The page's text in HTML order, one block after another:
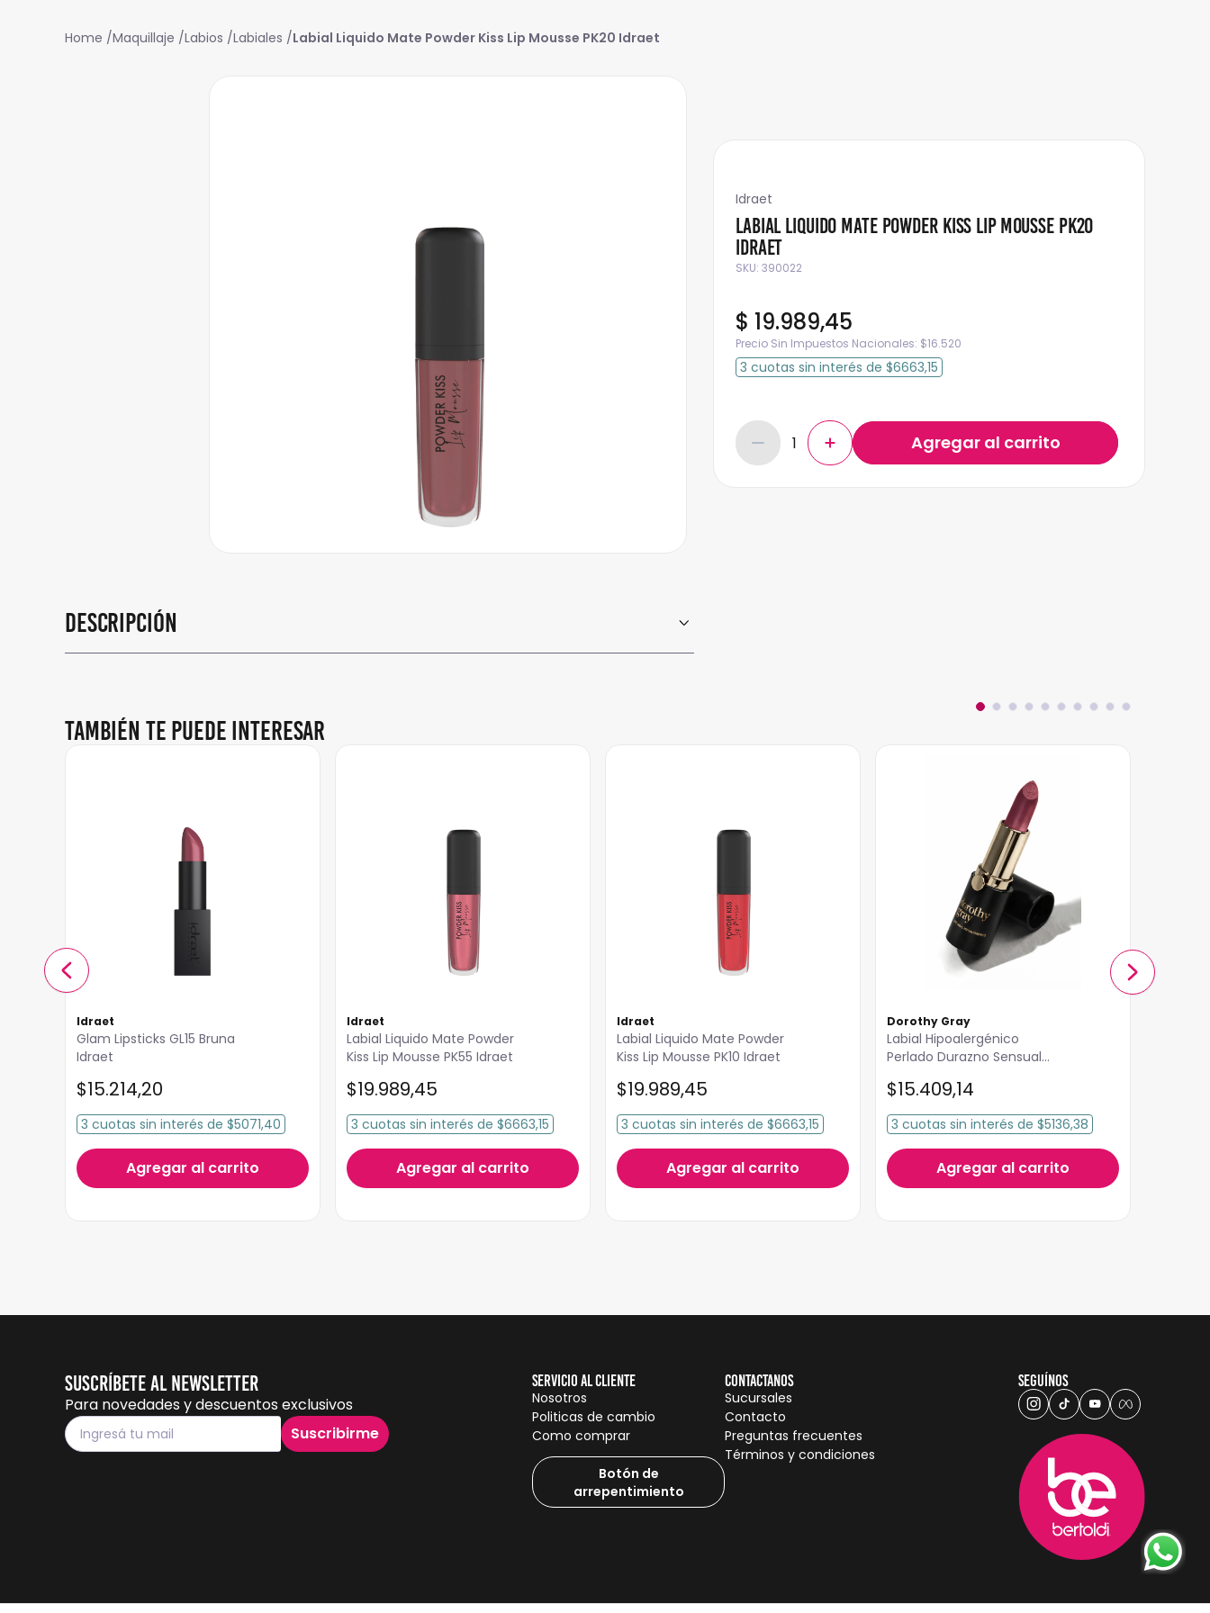
Maquillaje Labios Labiales Labial Liquido Mate Powder Kiss Lip Mousse PK20 Idraet
Descripción
Idraet
Labial Liquido Mate Powder Kiss Lip Mousse PK20
Idraet
SKU: 390022
$ 19.989,45
Precio Sin Impuestos Nacionales: $16.520
3 cuotas sin interés de $6663,15
También te puede interesar
Idraet
Glam Lipsticks GL15 Bruna
Idraet
$15.214,20
3 cuotas sin interés de $5071,40
Agregar al carrito
Idraet
Labial Liquido Mate Powder
Kiss Lip Mousse PK55 Idraet
$19.989,45
3 cuotas sin interés de $6663,15
Agregar al carrito
Idraet
Labial Liquido Mate Powder
Kiss Lip Mousse PK10 Idraet
$19.989,45
3 cuotas sin interés de $6663,15
Agregar al carrito
Dorothy Gray
Labial Hipoalergénico
Perlado Durazno Sensual
$15.409,14
3 cuotas sin interés de $5136,38
Agregar al carrito
Suscríbete al Newsletter
Para novedades y descuentos exclusivos
Suscribirme
Servicio al cliente
Nosotros
Politicas de cambio
Como comprar
Botón de
arrepentimiento
Contactanos
Sucursales
Contacto
Preguntas frecuentes
Términos y condiciones
Seguínos